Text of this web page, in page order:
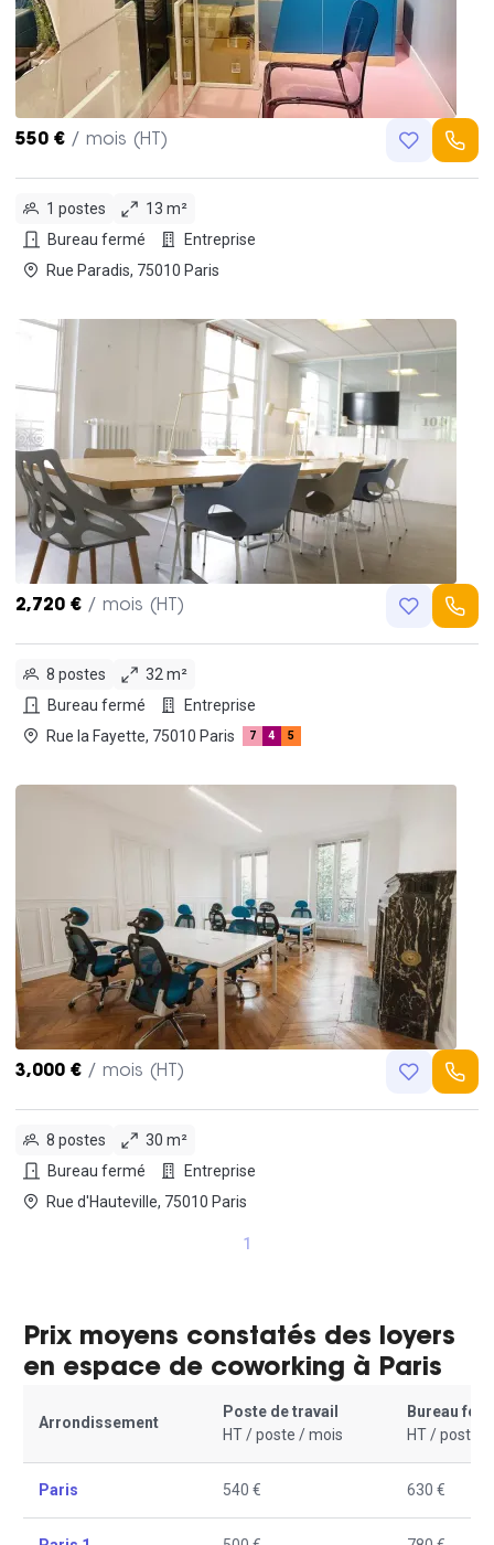
550 € / mois (HT)
1 postes
13 m²
Bureau fermé
Entreprise
Rue Paradis, 75010 Paris
2,720 € / mois (HT)
8 postes
32 m²
Bureau fermé
Entreprise
Rue la Fayette, 75010 Paris
7 4 5
3,000 € / mois (HT)
8 postes
30 m²
Bureau fermé
Entreprise
Rue d'Hauteville, 75010 Paris
1
Prix moyens constatés des loyers
en espace de coworking à Paris
Arrondissement
Poste de travail
HT / poste / mois
Bureau
HT / poste /
Paris 540 € 630 €